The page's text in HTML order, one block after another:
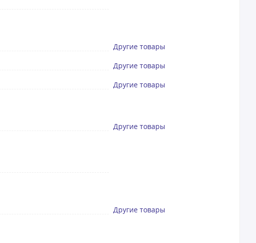
Другие товары
Другие товары
Другие товары
Другие товары
Другие товары